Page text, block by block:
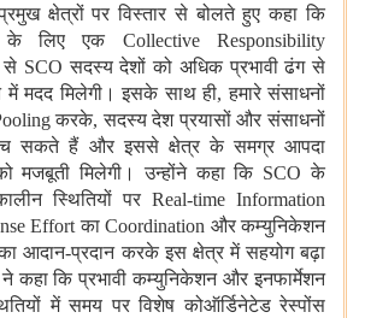
क्षेत्रों पर विस्तार से बोलते हुए कहा कि
के लिए एक Collective Responsibility
से SCO सदस्य देशों को अधिक प्रभावी ढंग से
मदद मिलेगी। इसके साथ ही, हमारे संसाधनों
करके, सदस्य देश प्रयासों और संसाधनों
सकते हैं और इससे क्षेत्र के समग्र आपदा
मजबूती मिलेगी। उन्होंने कहा कि SCO के
स्थितियों पर Real-time Information
Effort का Coordination और कम्युनिकेशन
आदान-प्रदान करके इस क्षेत्र में सहयोग बढ़ा
कहा कि प्रभावी कम्युनिकेशन और इनफार्मेशन
में समय पर विशेष कोऑर्डिनेटेड रेस्पोंस